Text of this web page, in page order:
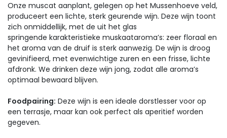
Onze muscat aanplant, gelegen op het Mussenhoeve veld,
produceert een lichte, sterk geurende wijn. Deze wijn toont
zich onmiddellijk, met de uit het glas
springende karakteristieke muskaataroma’s: zeer floraal en
het aroma van de druif is sterk aanwezig. De wijn is droog
gevinifieerd, met evenwichtige zuren en een frisse, lichte
afdronk. We drinken deze wijn jong, zodat alle aroma’s
optimaal bewaard blijven.
Foodpairing: Deze wijn is een ideale dorstlesser voor op
een terrasje, maar kan ook perfect als aperitief worden
gegeven.